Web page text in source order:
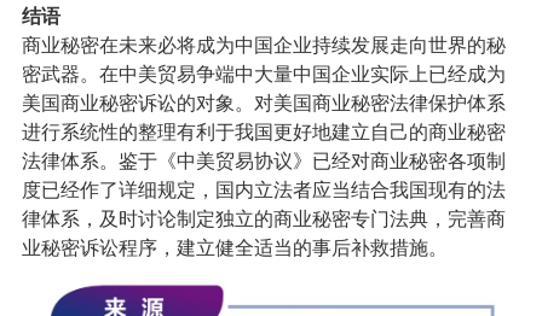
结语
商业秘密在未来必将成为中国企业持续发展走向世界的秘
密武器。在中美贸易争端中大量中国企业实际上已经成为
美国商业秘密诉讼的对象。对美国商业秘密法律保护体系
进行系统性的整理有利于我国更好地建立自己的商业秘密
法律体系。鉴于《中美贸易协议》已经对商业秘密各项制
度已经作了详细规定，国内立法者应当结合我国现有的法
律体系，及时讨论制定独立的商业秘密专门法典，完善商
业秘密诉讼程序，建立健全适当的事后补救措施。